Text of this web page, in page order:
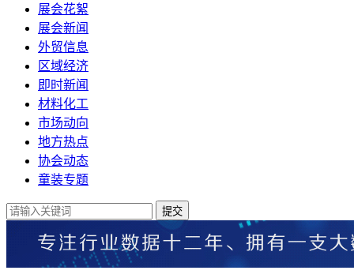
展会花絮
展会新闻
外贸信息
区域经济
即时新闻
材料化工
市场动向
地方热点
协会动态
童装专题
提交